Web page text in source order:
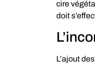
cire
doit
L’ajout